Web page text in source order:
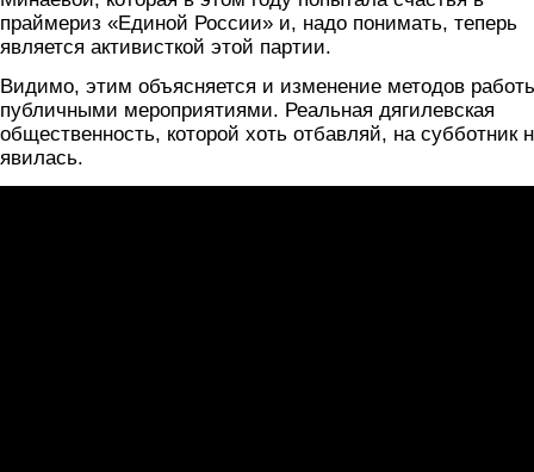
праймериз «Единой России» и, надо понимать, теперь
является активисткой этой партии.
Видимо, этим объясняется и изменение методов
публичными мероприятиями. Реальная дягилевская
общественность, которой хоть отбавляй, на субботник
явилась.